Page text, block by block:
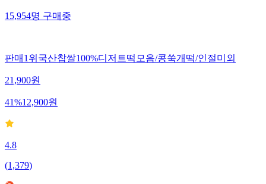
15,954명 구매중
판매1위국산찹쌀100%디저트떡모음/콩쑥개떡/인절미외
21,900원
41%12,900원
4.8
(1,379)